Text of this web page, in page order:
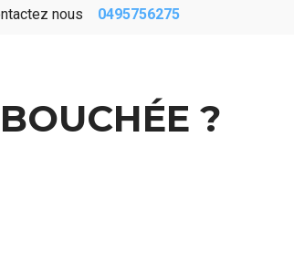
nous
0495756275
?